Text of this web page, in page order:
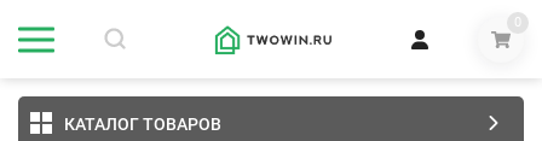
0
КАТАЛОГ ТОВАРОВ